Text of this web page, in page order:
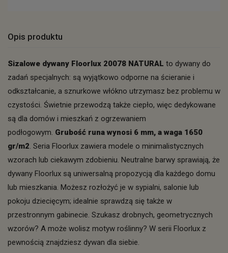
Opis produktu
Sizalowe dywany Floorlux 20078 NATURAL to dywany do
zadań specjalnych: są wyjątkowo odporne na ścieranie i
odkształcanie, a sznurkowe włókno utrzymasz bez problemu w
czystości. Świetnie przewodzą także ciepło, więc dedykowane
są dla domów i mieszkań z ogrzewaniem
podłogowym. Grubość runa wynosi 6 mm, a waga 1650
gr/m2. Seria Floorlux zawiera modele o minimalistycznych
wzorach lub ciekawym zdobieniu. Neutralne barwy sprawiają, że
dywany Floorlux są uniwersalną propozycją dla każdego domu
lub mieszkania. Możesz rozłożyć je w sypialni, salonie lub
pokoju dziecięcym; idealnie sprawdzą się także w
przestronnym gabinecie. Szukasz drobnych, geometrycznych
wzorów? A może wolisz motyw roślinny? W serii Floorlux z
pewnością znajdziesz dywan dla siebie.